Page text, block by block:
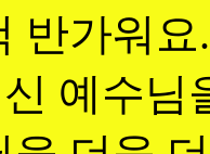
반가워
예수님